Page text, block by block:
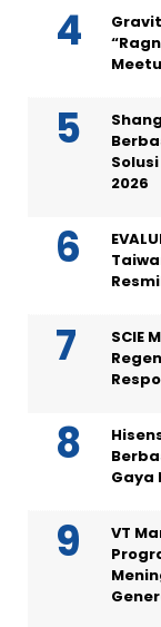
2026
SCIE
Gaya
VT